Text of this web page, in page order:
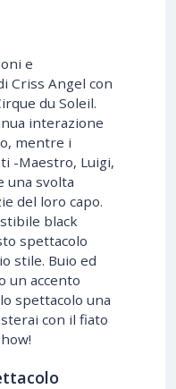
e
Criss Angel con
du Soleil.
interazione
mentre i
-Maestro, Luigi,
una svolta
del loro capo.
black
spettacolo
stile. Buio ed
un accento
spettacolo una
con il fiato